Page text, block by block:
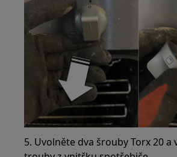
5. Uvolněte dva šrouby Torx 20 a